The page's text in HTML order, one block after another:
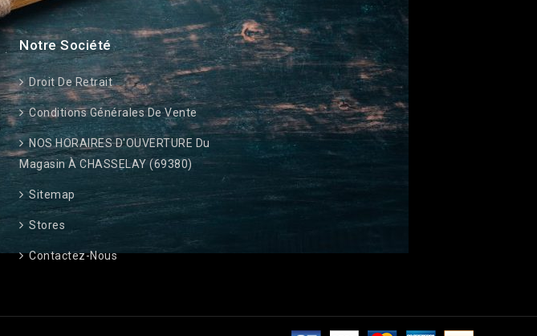
Notre Société
Droit De Retrait
Conditions Générales De Vente
NOS HORAIRES D'OUVERTURE Du
Magasin À CHASSELAY (69380)
Sitemap
Stores
Contactez-Nous